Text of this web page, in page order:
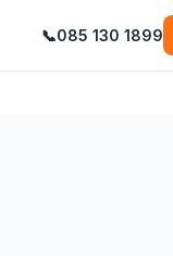
📞085 130 1899